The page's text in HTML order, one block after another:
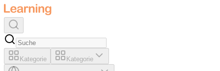
Kategorie Kategorie